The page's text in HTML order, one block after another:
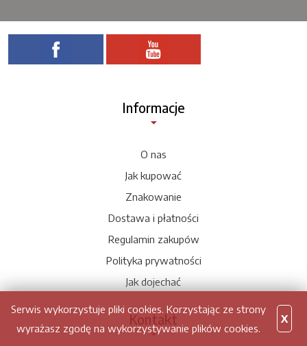
Informacje
O nas
Jak kupować
Znakowanie
Dostawa i płatności
Regulamin zakupów
Polityka prywatności
Jak dojechać
Kontakt
Serwis wykorzystuje pliki cookies. Korzystając ze strony
wyrażasz zgodę na wykorzystywanie plików cookies.
X